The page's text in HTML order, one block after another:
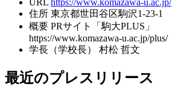
URL https://www.komazawa-u.ac.jp/
住所 東京都世田谷区駒沢1-23-1
概要 PRサイト「駒大PLUS」
https://www.komazawa-u.ac.jp/plus/
学長（学校長）
村松 哲文
最近のプレスリリース